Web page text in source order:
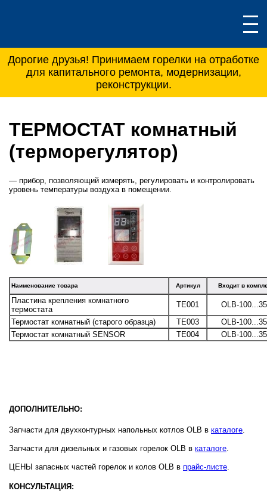
Дорогие друзья! Принимаем горелки на отработке
для капитального ремонта, модернизации,
реконструкции.
ТЕРМОСТАТ комнатный
(терморегулятор)
— прибор, позволяющий измерять, регулировать и контролировать
уровень температуры воздуха в помещении.
Наименование товара Артикул Входит в
Пластина крепления комнатного
термостата
ТЕ001
OLB-
Термостат комнатный (старого образца)
ТЕ003
OLB-
Термостат комнатный SENSOR
ТЕ004 OLB-
ДОПОЛНИТЕЛЬНО:
Запчасти для двухконтурных напольных котлов OLB в каталоге
Запчасти для дизельных и газовых горелок OLB в каталоге
ЦЕНЫ запасных частей горелок и колов OLB в прайс-листе
КОНСУЛЬТАЦИЯ: